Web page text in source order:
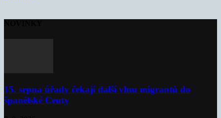
15. srpna úřady čekají další vlnu migrantů do
španělské Ceuty